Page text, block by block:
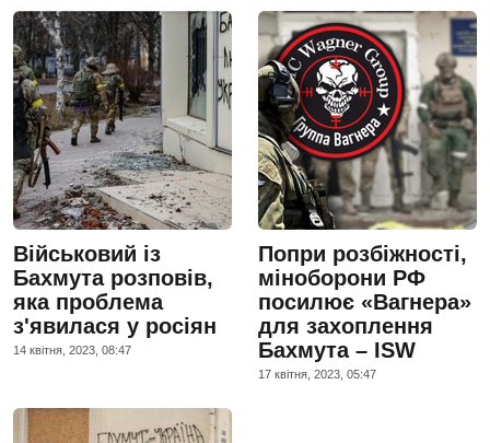
Військовий із
Бахмута розповів,
яка проблема
з'явилася у росіян
14 квiтня, 2023, 08:47
Попри розбіжності,
міноборони РФ
посилює «Вагнера»
для захоплення
Бахмута – ISW
17 квiтня, 2023, 05:47